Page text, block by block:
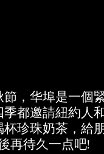
，华埠是一個
都邀請紐約人
珍珠奶茶，給
再待久一点吧!